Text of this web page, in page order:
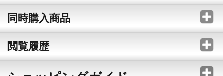
同時購入商品
閲覧履歴